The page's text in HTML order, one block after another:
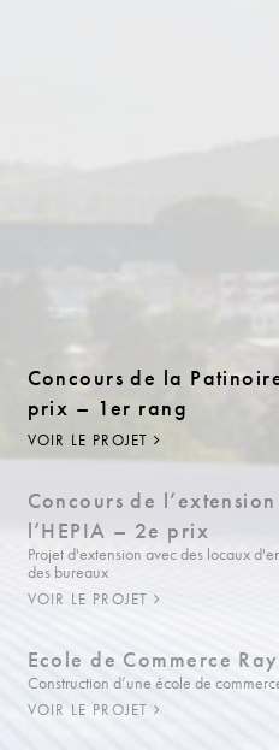
Concours de la
prix – 1er rang
VOIR LE PROJET
Concours de
l’HEPIA – 2e prix
Projet d'extension avec des locaux
des bureaux
VOIR LE PROJET
Ecole de Commerce
Construction d’une école de
VOIR LE PROJET